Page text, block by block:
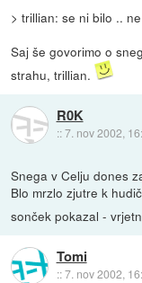
> trillian: se ni bilo ..
Saj še govorimo o
strahu, trillian.
R0K
::7. nov 2002,
Snega v Celju dones
Blo mrzlo zjutre k
sonček pokazal -
Tomi
::7. nov 2002,